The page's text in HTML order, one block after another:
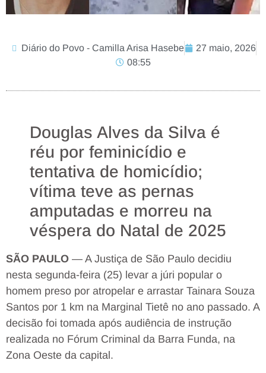
Diário do Povo - Camilla Arisa Hasebe
27 maio, 2026
08:55
Douglas Alves da Silva é
réu por feminicídio e
tentativa de homicídio;
vítima teve as pernas
amputadas e morreu na
véspera do Natal de 2025
SÃO PAULO — A Justiça de São Paulo decidiu
nesta segunda-feira (25) levar a júri popular o
homem preso por atropelar e arrastar Tainara Souza
Santos por 1 km na Marginal Tietê no ano passado. A
decisão foi tomada após audiência de instrução
realizada no Fórum Criminal da Barra Funda, na
Zona Oeste da capital.